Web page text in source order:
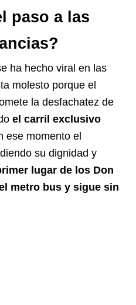
paso a las
ha hecho viral en las
molesto porque el
la desfachatez de
el carril exclusivo
ese momento el
su dignidad y
lugar de los Don
metro bus y sigue sin